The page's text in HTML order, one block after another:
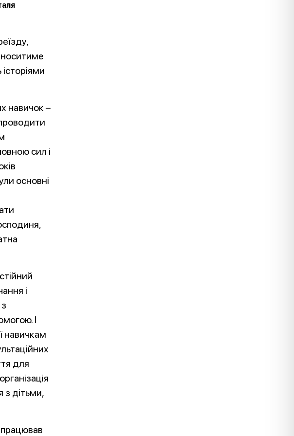
навичок –
сил і
основні
і
І
навичкам
для
з дітьми,